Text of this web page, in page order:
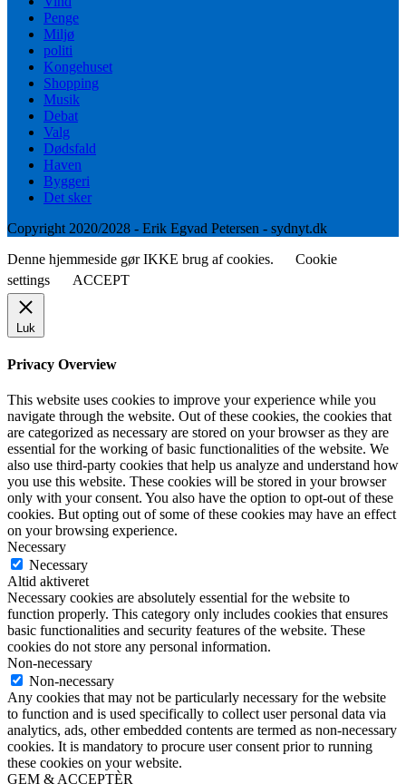
Penge
Miljø
politi
Kongehuset
Shopping
Musik
Debat
Valg
Dødsfald
Haven
Byggeri
Det sker
Copyright 2020/2028 - Erik Egvad Petersen - sydnyt.dk
Denne hjemmeside gør IKKE brug af cookies.
Cookie
settings
ACCEPT
Luk
Privacy Overview
This website uses cookies to improve your experience while you
navigate through the website. Out of these cookies, the cookies that
are categorized as necessary are stored on your browser as they are
essential for the working of basic functionalities of the website. We
also use third-party cookies that help us analyze and understand how
you use this website. These cookies will be stored in your browser
only with your consent. You also have the option to opt-out of these
cookies. But opting out of some of these cookies may have an effect
on your browsing experience.
Necessary
Necessary
Altid aktiveret
Necessary cookies are absolutely essential for the website to
function properly. This category only includes cookies that ensures
basic functionalities and security features of the website. These
cookies do not store any personal information.
Non-necessary
Non-necessary
Any cookies that may not be particularly necessary for the website
to function and is used specifically to collect user personal data via
analytics, ads, other embedded contents are termed as non-necessary
cookies. It is mandatory to procure user consent prior to running
these cookies on your website.
GEM & ACCEPTÈR